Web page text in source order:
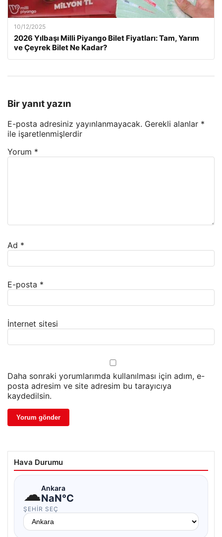
10/12/2025
2026 Yılbaşı Milli Piyango Bilet Fiyatları: Tam, Yarım
ve Çeyrek Bilet Ne Kadar?
Bir yanıt yazın
E-posta adresiniz yayınlanmayacak. Gerekli alanlar *
ile işaretlenmişlerdir
Yorum *
Ad *
E-posta *
İnternet sitesi
Daha sonraki yorumlarımda kullanılması için adım, e-
posta adresim ve site adresim bu tarayıcıya
kaydedilsin.
Hava Durumu
☁Ankara
NaN°C
ŞEHIR SEÇ